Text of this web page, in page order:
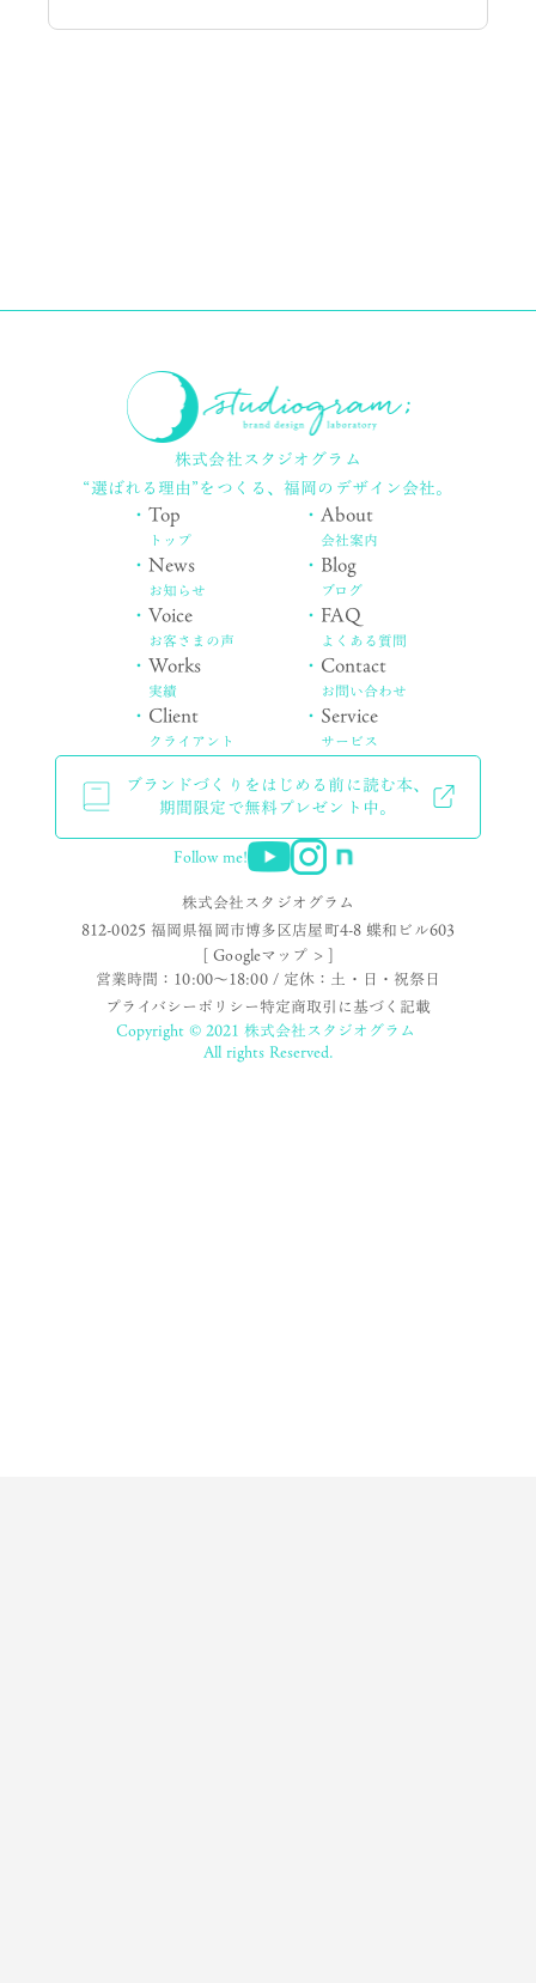
株式会社スタジオグラム
“選ばれる理由”をつくる、福岡のデザイン会社。
・Top
トップ
・News
お知らせ
・Voice
お客さまの声
・Works
実績
・ Client
クライアント
・About
会社案内
・ Blog
ブログ
・ FAQ
よくある質問
・ Contact
お問い合わせ
・ Service
サービス
ブランドづくりをはじめる前に読む本、
期間限定で無料プレゼント中。
Follow me!
株式会社スタジオグラム
812-0025 福岡県福岡市博多区店屋町4-8 蝶和ビル603
[ Googleマップ > ]
営業時間：10:00〜18:00 / 定休：土・日・祝祭日
プライバシーポリシー特定商取引に基づく記載
Copyright © 2021 株式会社スタジオグラム
All rights Reserved.